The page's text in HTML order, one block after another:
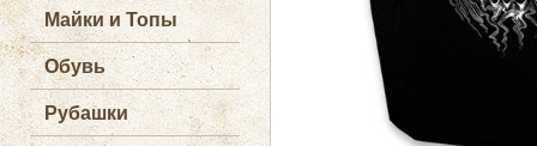
Майки и Топы
Обувь
Рубашки